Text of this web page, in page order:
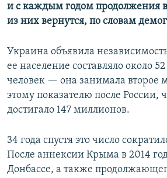
и с каждым годом продолжения
из них вернутся, по словам
Украина объявила независимость
ее население составляло около
человек — она занимала второе
этому показателю после России,
достигало 147 миллионов.
34 года спустя это число
После аннексии Крыма в 2014
Донбассе, а также